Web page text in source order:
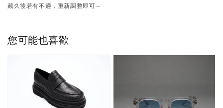
戴久後若有不適，重新調整即可～
您可能也喜歡